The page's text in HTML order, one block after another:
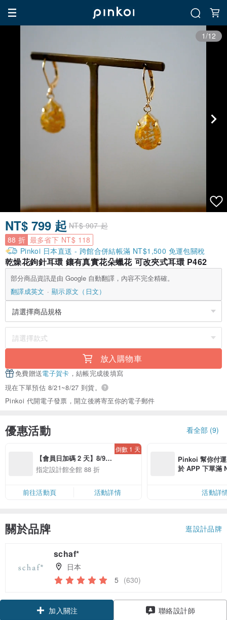
1/12
NT$ 799 起 NT$ 907 起
88 折 最多省下 NT$ 118
Pinkoi 日本直送 - 跨館合併結帳滿 NT$1,500 免運包關稅
乾燥花鉤針耳環 鑲有真實花朵蠟花 可改夾式耳環 P462
部分商品資訊是由 Google 自動翻譯，內容不完全精確。
翻譯成英文
顯示原文（日文）
放入購物車
免費贈送電子賀卡 ，結帳完成後填寫
現在下單預估 8/21~8/27 到貨。
Pinkoi 代開電子發票，開立後將寄至你的電子郵件
優惠活動 看全部 (9)
【會員日加碼 2 天】8/9-
8/10 精選設計限定 88 折
指定設計館全館 88 折
倒數 1 天
前往活動頁 活動詳情
Pinkoi 幫你付
於 APP 下單滿
活動詳
關於品牌 逛設計品牌
schaf*
日本
5 (630)
加入關注 聯絡設計師